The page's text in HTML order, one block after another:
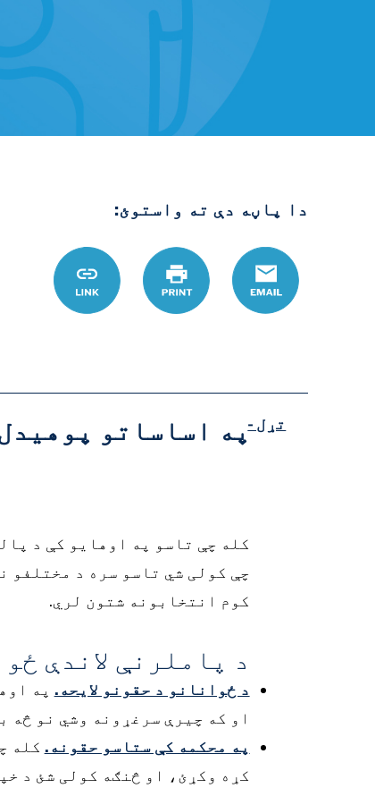
دا پاڼه دې ته واستوئ:
Email چاپ Link
په اساساتوتړل -
کله چې تاسو په اوهایو کې د
چې کولی شي تاسو سره د مختلفو
کوم انتخابونه شتون لري.
د پاملرنې لاندې
د ځوانانو د حقونو لایحه.
او که چیرې سرغړونه وشي نو څه
په محکمه کې ستاسو حقونه. کله
کړه وکړئ، او څنګه کولی شئ د